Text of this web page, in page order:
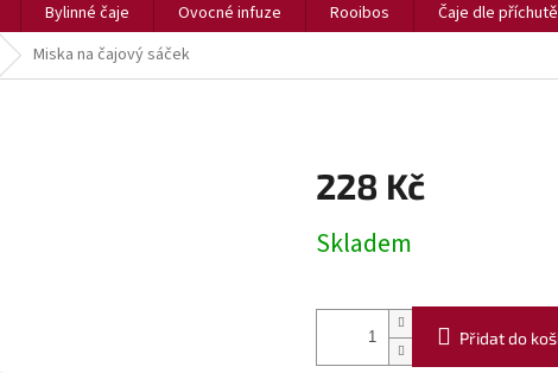
Bylinné čaje Ovocné infuze Rooibos Čaje dle příchutě
Miska na čajový sáček
228 Kč
cena:
Skladem
Přidat do